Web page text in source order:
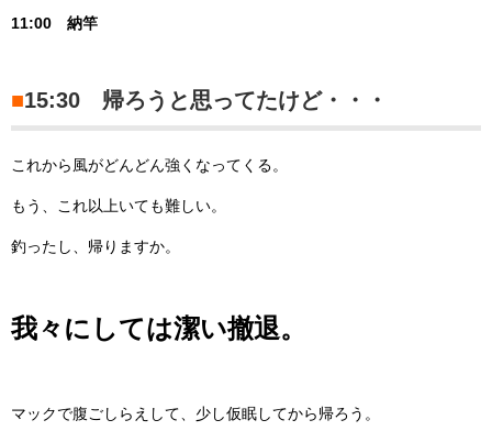
11:00 納竿
■15:30 帰ろうと思ってたけど・・・
これから風がどんどん強くなってくる。
もう、これ以上いても難しい。
釣ったし、帰りますか。
我々にしては潔い撤退。
マックで腹ごしらえして、少し仮眠してから帰ろう。